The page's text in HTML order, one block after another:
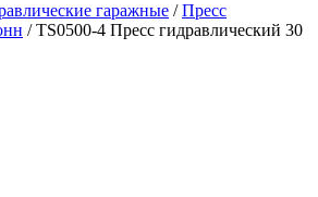
гаражные /Пресс
/ TS0500-4 Пресс гидравлический 30